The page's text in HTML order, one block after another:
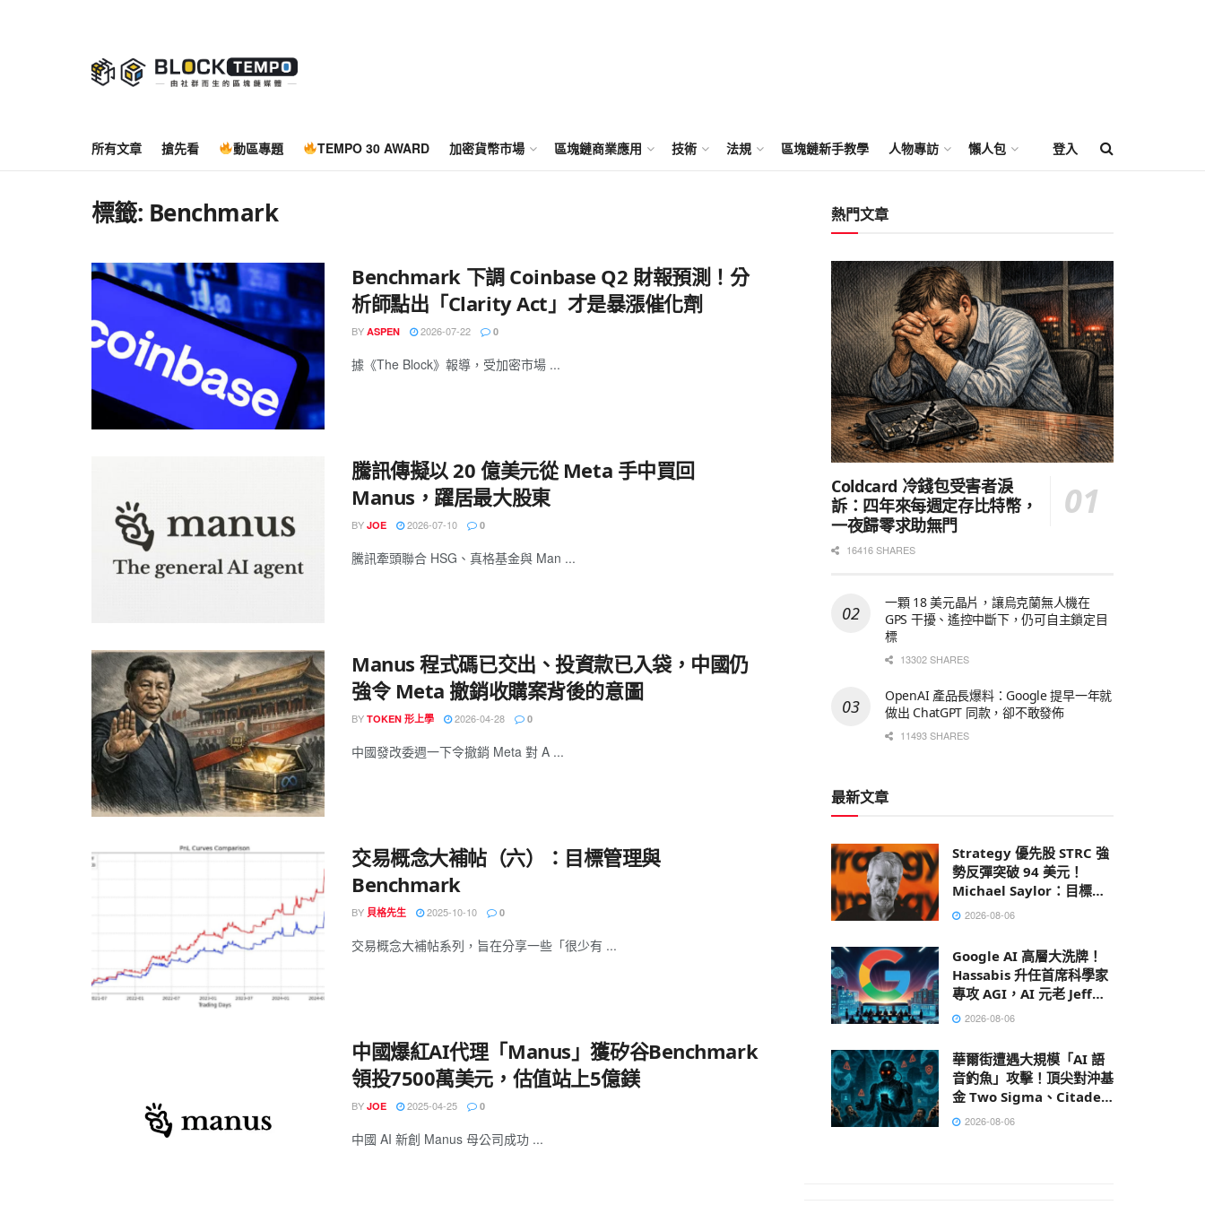
所有文章 搶先看 動區專題 TEMPO 30 AWARD 加密貨幣市場 區塊鏈商業應用 技術 法規 區塊鏈新手教學 人物專訪 懶人包 登入
標籤: Benchmark
Benchmark 下調 Coinbase Q2 財報預測！分
析師點出「Clarity Act」才是暴漲催化劑
BY ASPEN 2026-07-22 0
據《The Block》報導，受加密市場 ...
騰訊傳擬以 20 億美元從 Meta 手中買回
Manus，躍居最大股東
BY JOE 2026-07-10 0
騰訊牽頭聯合 HSG、真格基金與 Man ...
Manus 程式碼已交出、投資款已入袋，中國仍
強令 Meta 撤銷收購案背後的意圖
BY TOKEN 形上學 2026-04-28 0
中國發改委週一下令撤銷 Meta 對 A ...
交易概念大補帖（六）：目標管理與
Benchmark
BY 貝格先生 2025-10-10 0
交易概念大補帖系列，旨在分享一些「很少有 ...
中國爆紅AI代理「Manus」獲矽谷Benchmark
領投7500萬美元，估值站上5億鎂
BY JOE 2025-04-25 0
中國 AI 新創 Manus 母公司成功 ...
熱門文章
Coldcard 冷錢包受害者淚
訴：四年來每週定存比特幣，
一夜歸零求助無門
16416 SHARES
一顆 18 美元晶片，讓烏克蘭無人機在
GPS 干擾、遙控中斷下，仍可自主鎖定目
標
13302 SHARES
OpenAI 產品長爆料：Google 提早一年就
做出 ChatGPT 同款，卻不敢發佈
11493 SHARES
最新文章
Strategy 優先股 STRC 強
勢反彈突破 94 美元！
Michael Saylor：目標成
為全球市值最大公司
2026-08-06
Google AI 高層大洗牌！
Hassabis 升任首席科學家
專攻 AGI，AI 元老 Jeff
Dean 離職創業
2026-08-06
華爾街遭遇大規模「AI 語
音釣魚」攻擊！頂尖對沖基
金 Two Sigma、Citadel
皆成目標
2026-08-06